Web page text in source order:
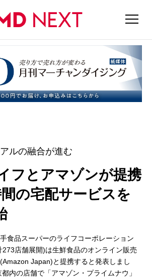
ルの融合が進む
フとアマゾンが提携
の宅配サービスを
食品スーパーのライフコーポレーション
店舗展開)は生鮮食品のオンライン販売
Japan)と提携すると発表しまし
内の店舗で「アマゾン・プライムナウ」